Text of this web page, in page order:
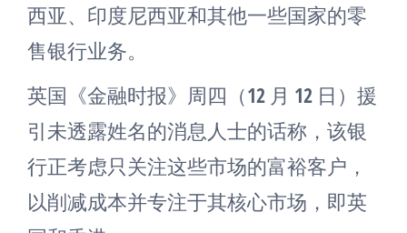
西亚、印度尼西亚和其他一些国家的零
售银行业务。
英国《金融时报》周四（12 月 12 日）援
引未透露姓名的消息人士的话称，该银
行正考虑只关注这些市场的富裕客户，
以削减成本并专注于其核心市场，即英